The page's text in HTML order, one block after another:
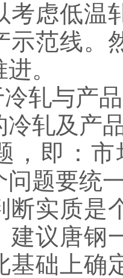
考虑低温
示范线。
。
与产品
及产品
，即：
问题要统
质是个
建议唐钢
基础上确